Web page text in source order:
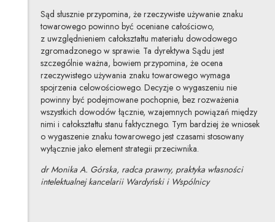
Sąd słusznie przypomina, że rzeczywiste używanie znaku
towarowego powinno być oceniane całościowo,
z uwzględnieniem całokształtu materiału dowodowego
zgromadzonego w sprawie. Ta dyrektywa Sądu jest
szczególnie ważna, bowiem przypomina, że ocena
rzeczywistego używania znaku towarowego wymaga
spojrzenia celowościowego. Decyzje o wygaszeniu nie
powinny być podejmowane pochopnie, bez rozważenia
wszystkich dowodów łącznie, wzajemnych powiązań między
nimi i całokształtu stanu faktycznego. Tym bardziej że wniosek
o wygaszenie znaku towarowego jest czasami stosowany
wyłącznie jako element strategii przeciwnika.
dr Monika A. Górska, radca prawny, praktyka własności
intelektualnej kancelarii Wardyński i Wspólnicy